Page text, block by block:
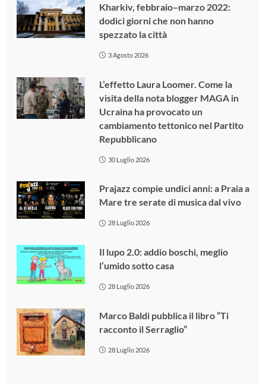
Kharkiv, febbraio–marzo 2022:
dodici giorni che non hanno
spezzato la città
3 Agosto 2026
L’effetto Laura Loomer. Come la
visita della nota blogger MAGA in
Ucraina ha provocato un
cambiamento tettonico nel Partito
Repubblicano
30 Luglio 2026
Prajazz compie undici anni: a Praia a
Mare tre serate di musica dal vivo
28 Luglio 2026
Il lupo 2.0: addio boschi, meglio
l’umido sotto casa
28 Luglio 2026
Marco Baldi pubblica il libro “Ti
racconto il Serraglio”
28 Luglio 2026